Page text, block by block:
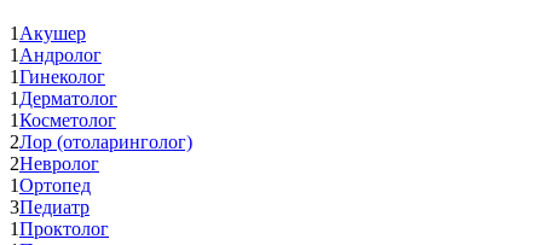
1 Акушер
1 Андролог
1Гинеколог
1 Дерматолог
1Косметолог
2Лор (отоларинголог)
2Невролог
1Ортопед
3Педиатр
1Проктолог